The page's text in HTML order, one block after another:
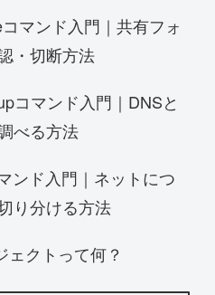
マンド入門｜共有フォ
・切断方法
コマンド入門｜DNSと
べる方法
ンド入門｜ネットにつ
り分ける方法
ェクトって何？